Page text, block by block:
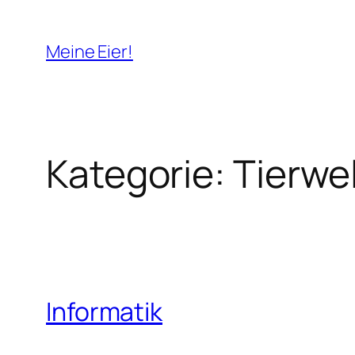
Inhalt
springen
Meine Eier!
Kategorie:
Informatik